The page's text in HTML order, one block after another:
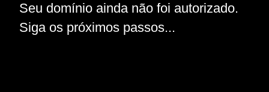
Seu domínio ainda não foi autorizado.
Siga os próximos passos...